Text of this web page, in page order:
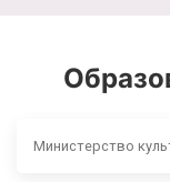
Министерство